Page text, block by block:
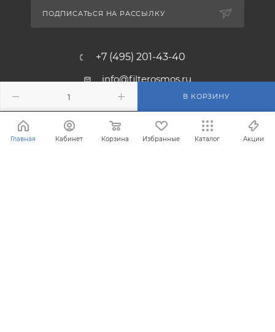
В КОРЗИНУ
ПОДПИСАТЬСЯ НА РАССЫЛКУ
+7 (495) 201-43-40
info@filterosmos.ru
125008 г. Москва, проезд
Черепановых д.5
Главная Кабинет Корзина Избранные Каталог Акции